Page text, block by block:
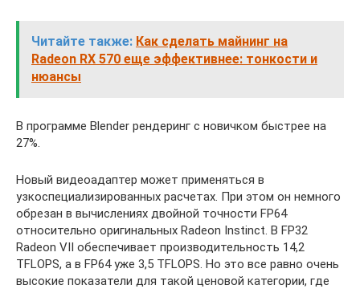
Читайте также: Как сделать майнинг на
Radeon RX 570 еще эффективнее: тонкости и
нюансы
В программе Blender рендеринг с новичком быстрее на
27%.
Новый видеоадаптер может применяться в
узкоспециализированных расчетах. При этом он немного
обрезан в вычислениях двойной точности FP64
относительно оригинальных Radeon Instinct. В FP32
Radeon VII обеспечивает производительность 14,2
TFLOPS, а в FP64 уже 3,5 TFLOPS. Но это все равно очень
высокие показатели для такой ценовой категории, где